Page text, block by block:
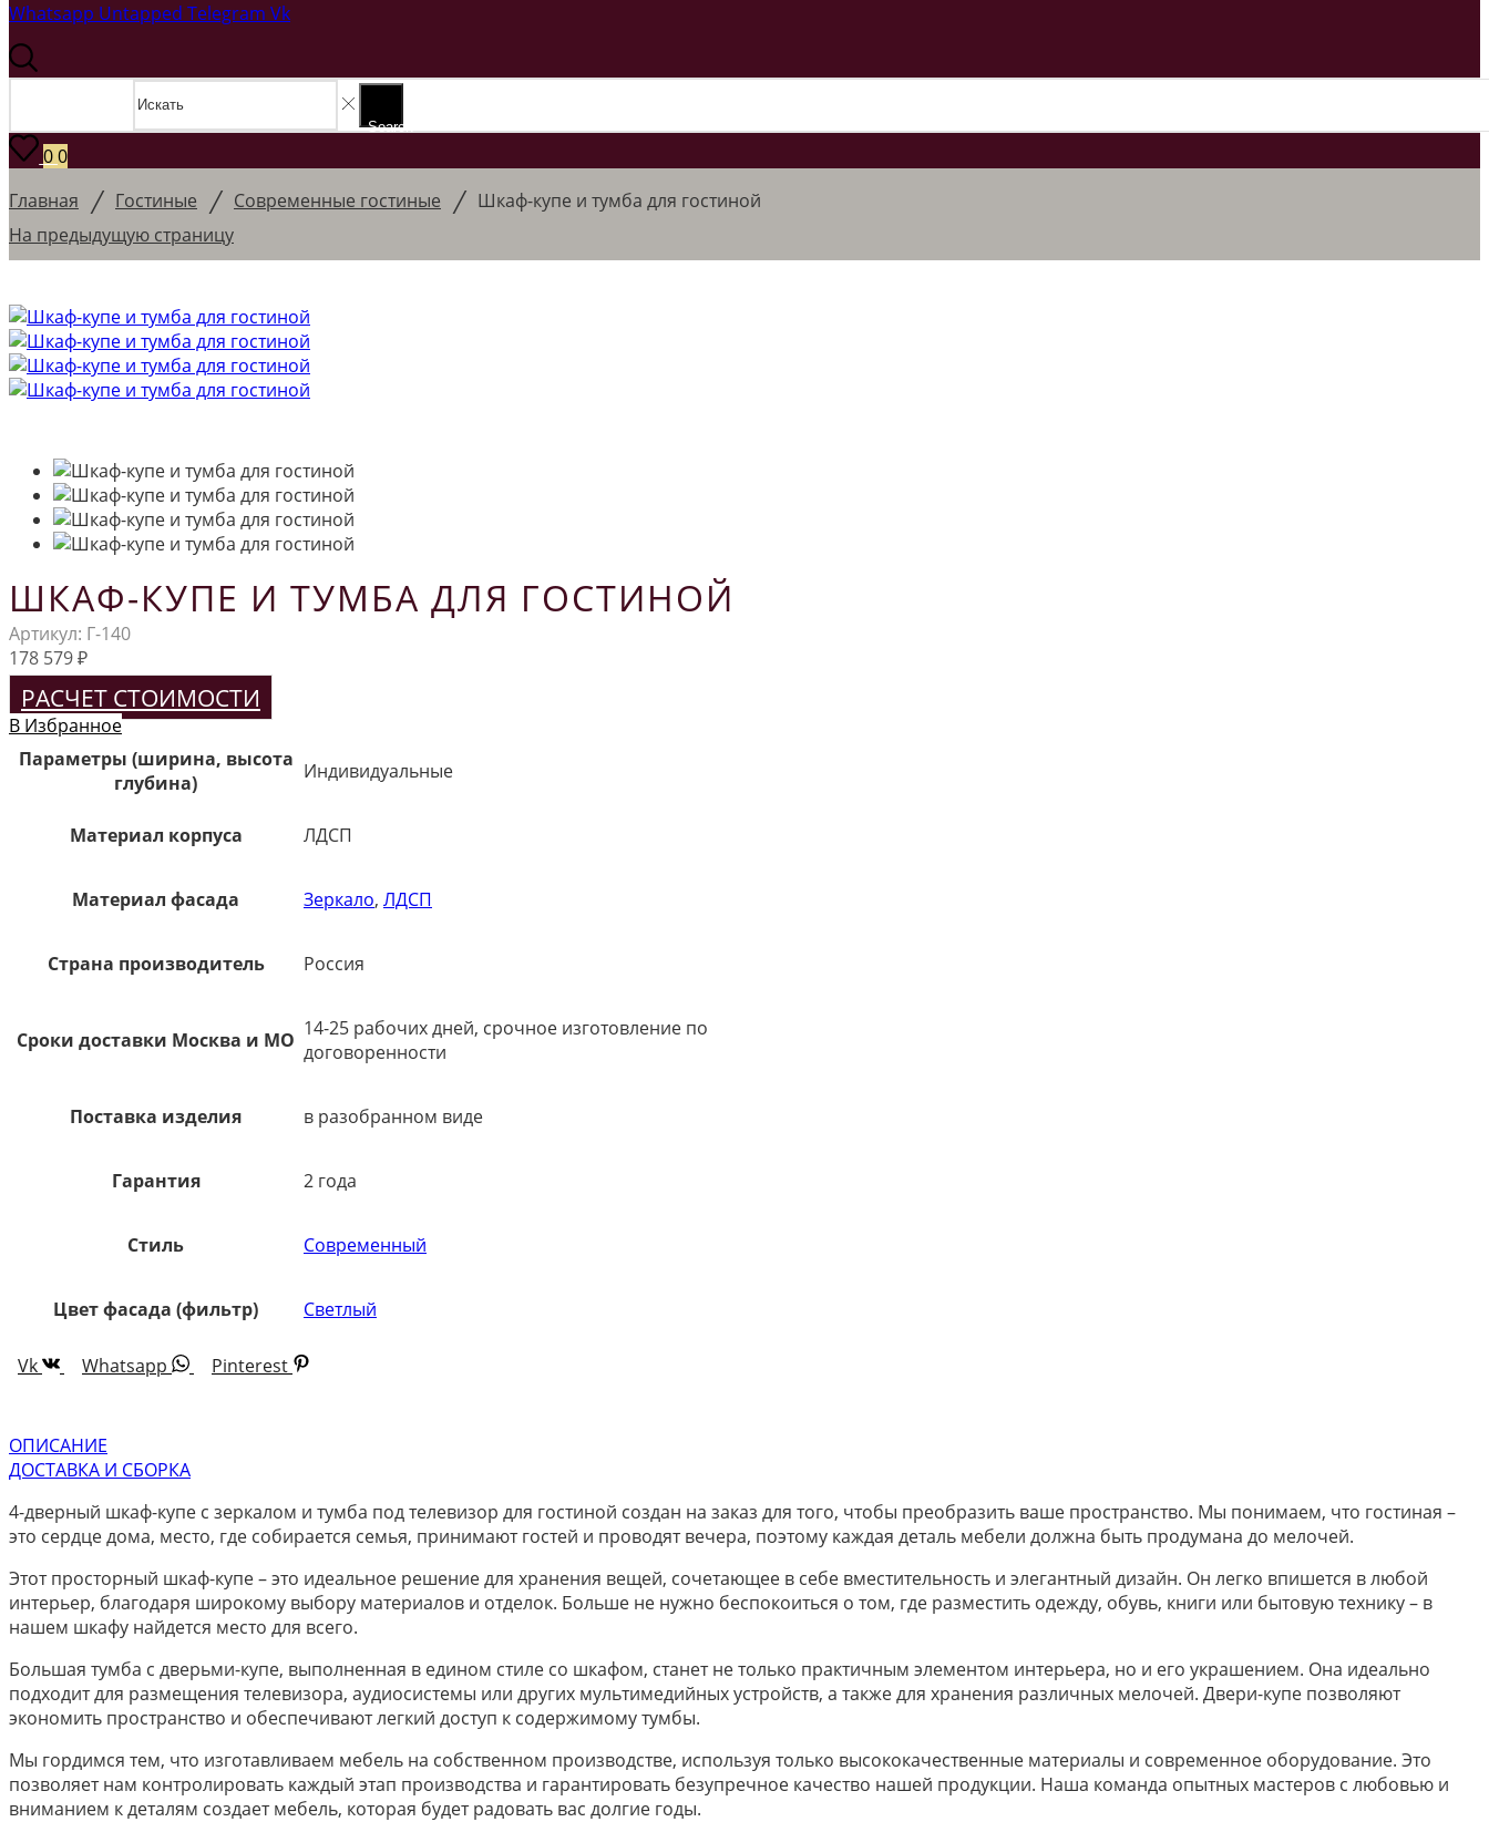
Whatsapp Untapped Telegram Vk
Search
00
Главная / Гостиные / Современные гостиные / Шкаф-купе и тумба для гостиной
На предыдущую страницу
ШКАФ-КУПЕ И ТУМБА ДЛЯ ГОСТИНОЙ
Артикул: Г-140
178 579₽
РАСЧЕТ СТОИМОСТИ
В Избранное
Параметры (ширина, высота
глубина)
Индивидуальные
Материал корпуса ЛДСП
Материал фасада Зеркало, ЛДСП
Страна производитель Россия
Сроки доставки Москва и МО 14-25 рабочих дней, срочное изготовление по
договоренности
Поставка изделия в разобранном виде
Гарантия 2 года
Стиль Современный
Цвет фасада (фильтр) Светлый
Vk Whatsapp Pinterest
ОПИСАНИЕ
ДОСТАВКА И СБОРКА
4-дверный шкаф-купе с зеркалом и тумба под телевизор для гостиной создан на заказ для того, чтобы преобразить ваше пространство. Мы понимаем, что гостиная –
это сердце дома, место, где собирается семья, принимают гостей и проводят вечера, поэтому каждая деталь мебели должна быть продумана до мелочей.
Этот просторный шкаф-купе – это идеальное решение для хранения вещей, сочетающее в себе вместительность и элегантный дизайн. Он легко впишется в любой
интерьер, благодаря широкому выбору материалов и отделок. Больше не нужно беспокоиться о том, где разместить одежду, обувь, книги или бытовую технику – в
нашем шкафу найдется место для всего.
Большая тумба с дверьми-купе, выполненная в едином стиле со шкафом, станет не только практичным элементом интерьера, но и его украшением. Она идеально
подходит для размещения телевизора, аудиосистемы или других мультимедийных устройств, а также для хранения различных мелочей. Двери-купе позволяют
экономить пространство и обеспечивают легкий доступ к содержимому тумбы.
Мы гордимся тем, что изготавливаем мебель на собственном производстве, используя только высококачественные материалы и современное оборудование. Это
позволяет нам контролировать каждый этап производства и гарантировать безупречное качество нашей продукции. Наша команда опытных мастеров с любовью и
вниманием к деталям создает мебель, которая будет радовать вас долгие годы.